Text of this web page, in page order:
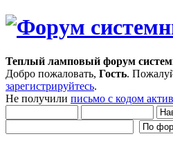
Теплый ламповый форум
Добро пожаловать, Гость.
зарегистрируйтесь.
Не получили письмо с кодом